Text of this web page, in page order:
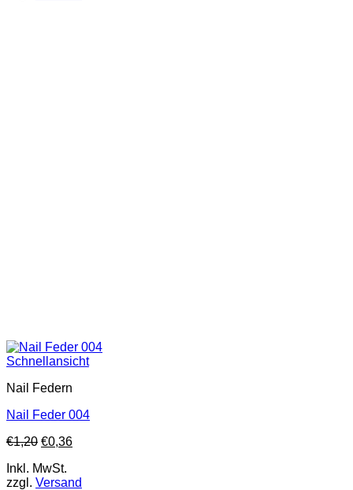
Schnellansicht
Nail Federn
Nail Feder 004
€1,20 €0,36
Inkl. MwSt.
zzgl. Versand